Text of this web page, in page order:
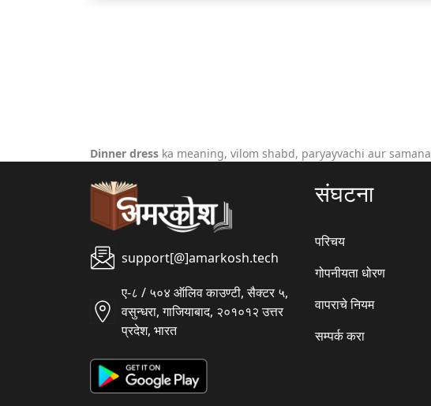
Dinner dress ka meaning, vilom shabd, paryayvachi aur
support[@]amarkosh.tech
ए-८ / ५०४ ऑलिव काउण्टी, सैक्टर ५,
वसुन्धरा, गाजियाबाद, २०१०१२ उत्तर
प्रदेश, भारत
संघटना
परिचय
गोपनीयता धोरण
वापराचे नियम
सम्पर्क करा